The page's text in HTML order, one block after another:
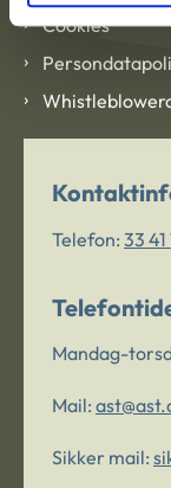
Cookies
Telefon: 33
Mandag-
Mail:
Sikker mail: